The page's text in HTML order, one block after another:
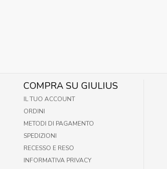
COMPRA SU GIULIUS
IL TUO ACCOUNT
ORDINI
METODI DI PAGAMENTO
SPEDIZIONI
RECESSO E RESO
INFORMATIVA PRIVACY